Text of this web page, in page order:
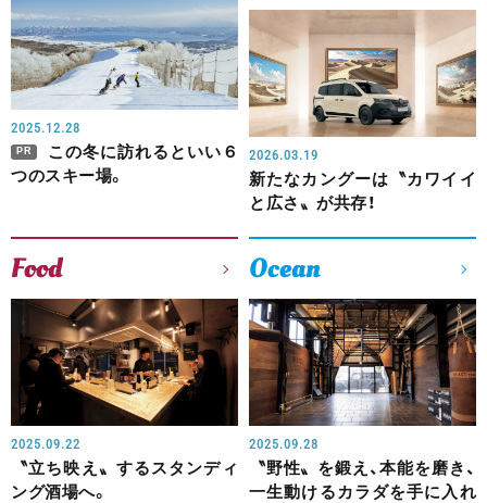
2025.12.28
PR
この冬に訪れるといい６
つのスキー場。
2026.03.19
新たなカングーは〝カワイイ
と広さ〟が共存！
Food
2025.09.22
〝立ち映え〟するスタンディ
ング酒場へ。
Ocean
2025.09.28
〝野性〟を鍛え、本能を磨き、
一生動けるカラダを手に入れ